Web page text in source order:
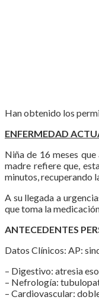
Han obtenido los
ENFERMEDAD
Niña de 16 meses
madre refiere que,
minutos, recuperando
A su llegada a
que toma la
ANTECEDENTES
Datos Clínicos: AP:
– Digestivo: atresia
– Nefrología:
– Cardiovascular: